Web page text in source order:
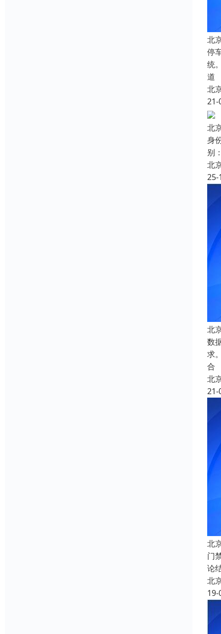
北
停
统
道
北
21-
北
身
别
北
25-
北
数
求
合
北
21-
北
门
论
北
19-